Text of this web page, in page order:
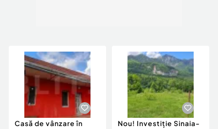
Casă de vânzare în
Nou! Investiție Sinaia-